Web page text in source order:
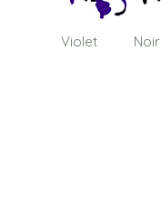
Violet Noir